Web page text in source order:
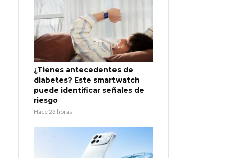
¿Tienes antecedentes de
diabetes? Este smartwatch
puede identificar señales de
riesgo
Hace 23 horas